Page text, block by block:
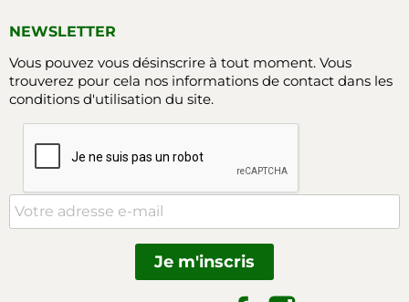
NEWSLETTER
Vous pouvez vous désinscrire à tout moment. Vous
trouverez pour cela nos informations de contact dans les
conditions d'utilisation du site.